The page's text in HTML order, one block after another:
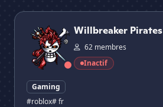
Willbreaker Pirates
Willbreaker Pirates
62 membres
Inactif
Gaming
#roblox# fr